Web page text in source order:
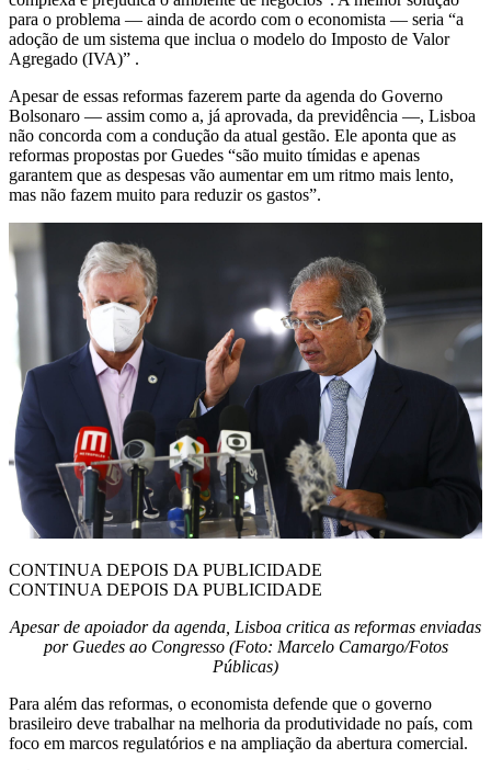
para o problema — ainda de acordo com o economista — seria “a
adoção de um sistema que inclua o modelo do Imposto de Valor
Agregado (IVA)” .
Apesar de essas reformas fazerem parte da agenda do Governo
Bolsonaro — assim como a, já aprovada, da previdência —, Lisboa
não concorda com a condução da atual gestão. Ele aponta que as
reformas propostas por Guedes “são muito tímidas e apenas
garantem que as despesas vão aumentar em um ritmo mais lento,
mas não fazem muito para reduzir os gastos”.
CONTINUA DEPOIS DA PUBLICIDADE
CONTINUA DEPOIS DA PUBLICIDADE
Apesar de apoiador da agenda, Lisboa critica as reformas enviadas
por Guedes ao Congresso (Foto: Marcelo Camargo/Fotos
Públicas)
Para além das reformas, o economista defende que o governo
brasileiro deve trabalhar na melhoria da produtividade no país, com
foco em marcos regulatórios e na ampliação da abertura comercial.